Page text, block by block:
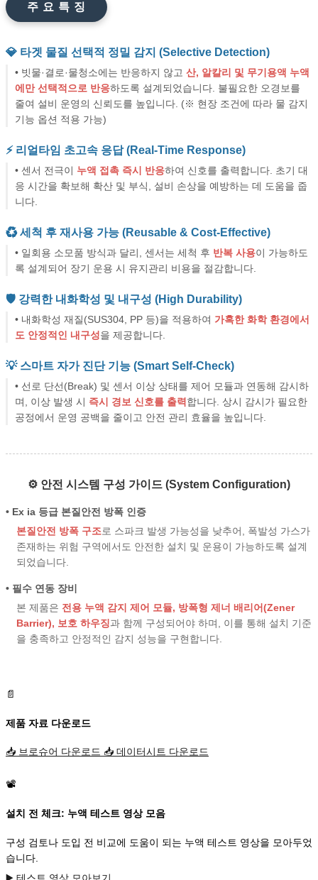
주 요 특 징
💎 타겟 물질 선택적 정밀 감지 (Selective Detection)
• 빗물·결로·물청소에는 반응하지 않고 산, 알칼리 및 무기용액 누액
에만 선택적으로 반응하도록 설계되었습니다. 불필요한 오경보를
줄여 설비 운영의 신뢰도를 높입니다. (※ 현장 조건에 따라 물 감지
기능 옵션 적용 가능)
⚡️ 리얼타임 초고속 응답 (Real-Time Response)
• 센서 전극이 누액 접촉 즉시 반응하여 신호를 출력합니다. 초기 대
응 시간을 확보해 확산 및 부식, 설비 손상을 예방하는 데 도움을 줍
니다.
♻️ 세척 후 재사용 가능 (Reusable & Cost-Effective)
• 일회용 소모품 방식과 달리, 센서는 세척 후 반복 사용이 가능하도
록 설계되어 장기 운용 시 유지관리 비용을 절감합니다.
🛡️ 강력한 내화학성 및 내구성 (High Durability)
• 내화학성 재질(SUS304, PP 등)을 적용하여 가혹한 화학 환경에서
도 안정적인 내구성을 제공합니다.
💡 스마트 자가 진단 기능 (Smart Self-Check)
• 선로 단선(Break) 및 센서 이상 상태를 제어 모듈과 연동해 감시하
며, 이상 발생 시 즉시 경보 신호를 출력 합니다. 상시 감시가 필요한
공정에서 운영 공백을 줄이고 안전 관리 효율을 높입니다.
⚙️ 안전 시스템 구성 가이드 (System Configuration)
• Ex ia 등급 본질안전 방폭 인증
본질안전 방폭 구조로 스파크 발생 가능성을 낮추어, 폭발성 가스가
존재하는 위험 구역에서도 안전한 설치 및 운용이 가능하도록 설계
되었습니다.
• 필수 연동 장비
본 제품은 전용 누액 감지 제어 모듈, 방폭형 제너 배리어(Zener
Barrier), 보호 하우징과 함께 구성되어야 하며, 이를 통해 설치 기준
을 충족하고 안정적인 감지 성능을 구현합니다.
📄
제품 자료 다운로드
📥 브로슈어 다운로드 📥 데이터시트 다운로드
📽️
설치 전 체크: 누액 테스트 영상 모음
구성 검토나 도입 전 비교에 도움이 되는 누액 테스트 영상을 모아두었
습니다.